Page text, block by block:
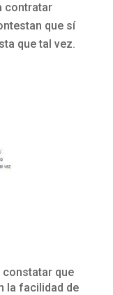
contratar
que sí
que tal vez.
que
la facilidad de